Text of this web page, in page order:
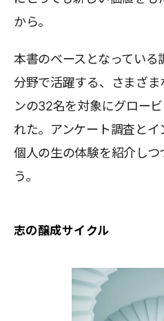
から。
本書のベースとなってい
分野で活躍する、さまざ
ンの32名を対象にグロー
れた。アンケート調査と
個人の生の体験を紹介しつ
う。
志の醸成サイクル